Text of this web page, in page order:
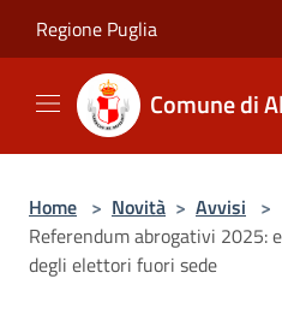
Regione Puglia
Comune di
Home > Novità > Avvisi >
Referendum abrogativi 2025:
degli elettori fuori sede